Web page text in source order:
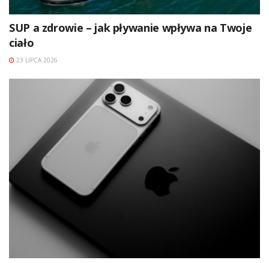
SUP a zdrowie – jak pływanie wpływa na Twoje
ciało
23 LIPCA 2026